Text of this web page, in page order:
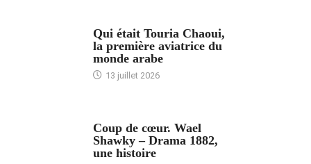
Qui était Touria Chaoui,
la première aviatrice du
monde arabe
13 juillet 2026
Coup de cœur. Wael
Shawky – Drama 1882,
une histoire